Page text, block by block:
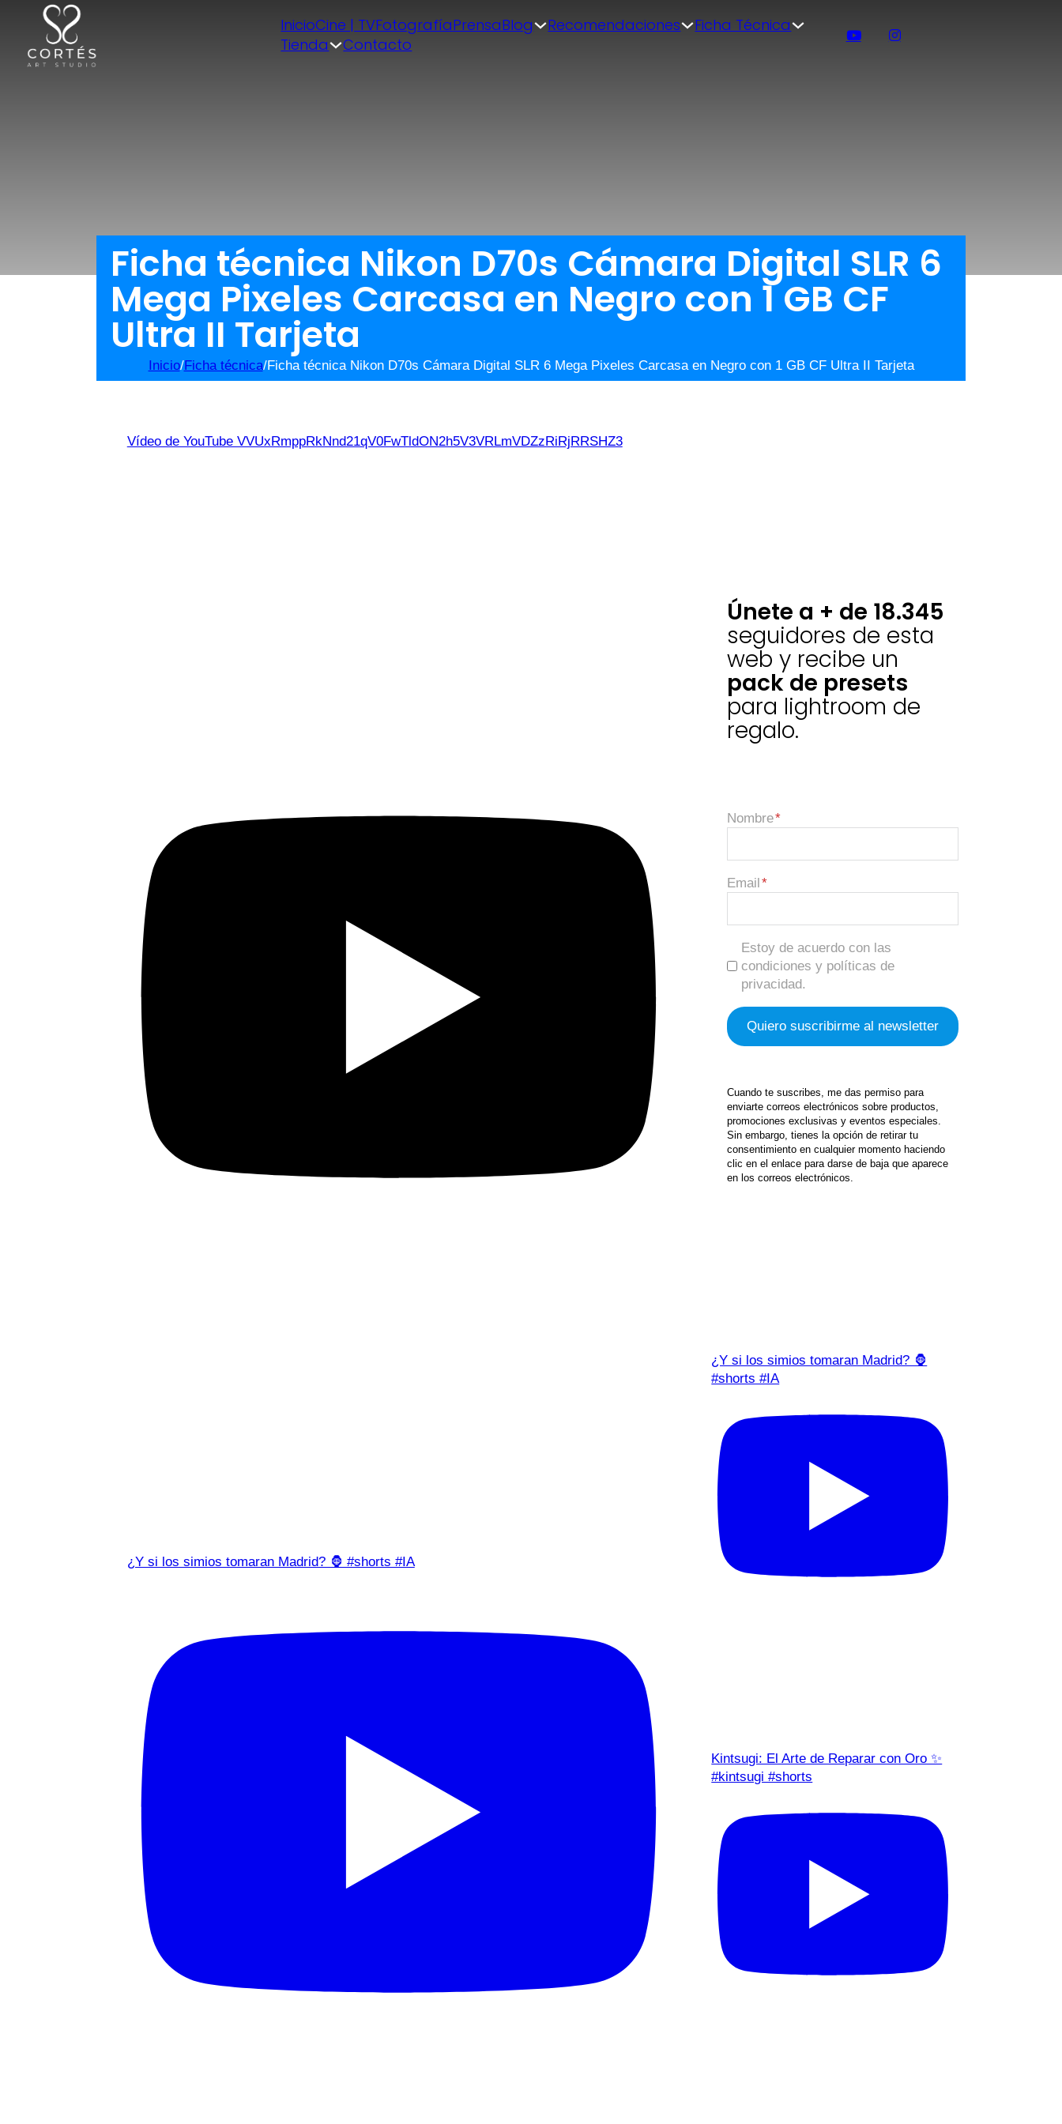
InicioCine | TVFotografíaPrensaBlog Recomendaciones
Ficha Técnica
Tienda
Contacto
Ficha técnica Nikon D70s Cámara Digital SLR 6
Mega Pixeles Carcasa en Negro con 1 GB CF
Ultra II Tarjeta
Inicio/Ficha técnica/Ficha técnica Nikon D70s Cámara Digital SLR 6 Mega Pixeles Carcasa en Negro con 1 GB CF Ultra II Tarjeta
Vídeo de YouTube VVUxRmppRkNnd21qV0FwTldON2h5V3VRLmVDZzRiRjRRSHZ3
¿Y si los simios tomaran Madrid? 🦍 #shorts #IA
Únete a + de 18.345
seguidores de esta
web y recibe un
pack de presets
para lightroom de
regalo.
Nombre
Email
Estoy de acuerdo con las
condiciones y políticas de
privacidad.
Cuando te suscribes, me das permiso para
enviarte correos electrónicos sobre productos,
promociones exclusivas y eventos especiales.
Sin embargo, tienes la opción de retirar tu
consentimiento en cualquier momento haciendo
clic en el enlace para darse de baja que aparece
en los correos electrónicos.
¿Y si los simios tomaran Madrid? 🦍
#shorts #IA
Kintsugi: El Arte de Reparar con Oro ✨
#kintsugi #shorts